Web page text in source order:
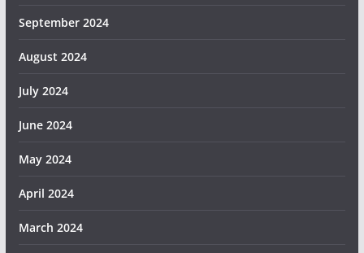
September 2024
August 2024
July 2024
June 2024
May 2024
April 2024
March 2024